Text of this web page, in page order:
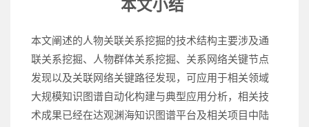
本文小结
本文阐述的人物关联关系挖掘的技术结构主要涉及通
联关系挖掘、人物群体关系挖掘、关系网络关键节点
发现以及关联网络关键路径发现，可应用于相关领域
大规模知识图谱自动化构建与典型应用分析，相关技
术成果已经在达观渊海知识图谱平台及相关项目中陆